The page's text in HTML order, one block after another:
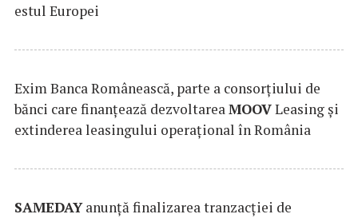
estul Europei
Exim Banca Românească, parte a consorțiului de
bănci care finanțează dezvoltareaMOOVLeasing și
extinderea leasingului operațional în România
SAMEDAYanunță finalizarea tranzacției de